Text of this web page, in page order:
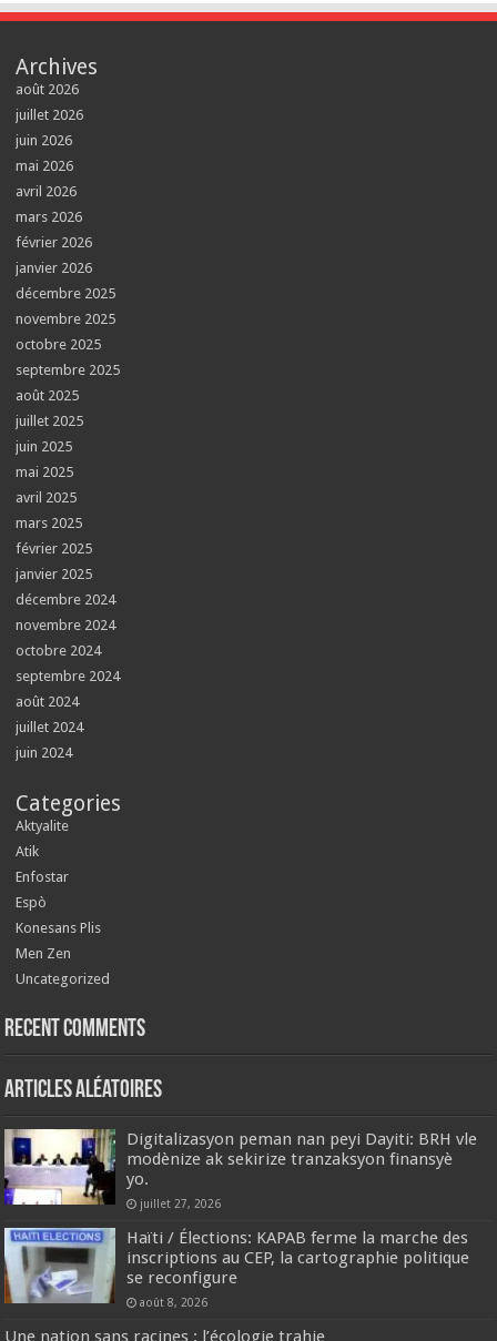
Archives
août 2026
juillet 2026
juin 2026
mai 2026
avril 2026
mars 2026
février 2026
janvier 2026
décembre 2025
novembre 2025
octobre 2025
septembre 2025
août 2025
juillet 2025
juin 2025
mai 2025
avril 2025
mars 2025
février 2025
janvier 2025
décembre 2024
novembre 2024
octobre 2024
septembre 2024
août 2024
juillet 2024
juin 2024
Categories
Aktyalite
Atik
Enfostar
Espò
Konesans Plis
Men Zen
Uncategorized
Recent Comments
Articles aléatoires
‎Digitalizasyon peman nan peyi Dayiti: BRH vle
modènize ak sekirize tranzaksyon finansyè
yo.
juillet 27, 2026
Haïti / Élections: KAPAB ferme la marche des
inscriptions au CEP, la cartographie politique
se reconfigure
août 8, 2026
Une nation sans racines : l’écologie trahie